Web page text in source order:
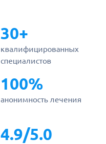
30+
квалифицированных
специалистов
100%
анонимность лечения
4.9/5.0